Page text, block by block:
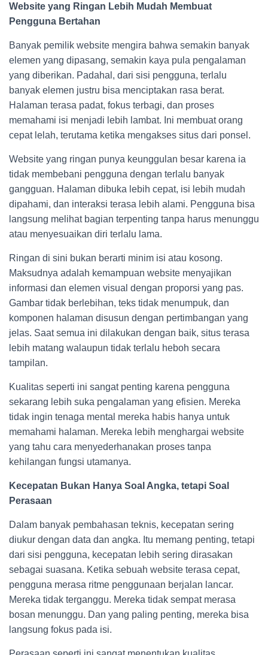
Website yang Ringan Lebih Mudah Membuat
Pengguna Bertahan
Banyak pemilik website mengira bahwa semakin banyak
elemen yang dipasang, semakin kaya pula pengalaman
yang diberikan. Padahal, dari sisi pengguna, terlalu
banyak elemen justru bisa menciptakan rasa berat.
Halaman terasa padat, fokus terbagi, dan proses
memahami isi menjadi lebih lambat. Ini membuat orang
cepat lelah, terutama ketika mengakses situs dari ponsel.
Website yang ringan punya keunggulan besar karena ia
tidak membebani pengguna dengan terlalu banyak
gangguan. Halaman dibuka lebih cepat, isi lebih mudah
dipahami, dan interaksi terasa lebih alami. Pengguna bisa
langsung melihat bagian terpenting tanpa harus menunggu
atau menyesuaikan diri terlalu lama.
Ringan di sini bukan berarti minim isi atau kosong.
Maksudnya adalah kemampuan website menyajikan
informasi dan elemen visual dengan proporsi yang pas.
Gambar tidak berlebihan, teks tidak menumpuk, dan
komponen halaman disusun dengan pertimbangan yang
jelas. Saat semua ini dilakukan dengan baik, situs terasa
lebih matang walaupun tidak terlalu heboh secara
tampilan.
Kualitas seperti ini sangat penting karena pengguna
sekarang lebih suka pengalaman yang efisien. Mereka
tidak ingin tenaga mental mereka habis hanya untuk
memahami halaman. Mereka lebih menghargai website
yang tahu cara menyederhanakan proses tanpa
kehilangan fungsi utamanya.
Kecepatan Bukan Hanya Soal Angka, tetapi Soal
Perasaan
Dalam banyak pembahasan teknis, kecepatan sering
diukur dengan data dan angka. Itu memang penting, tetapi
dari sisi pengguna, kecepatan lebih sering dirasakan
sebagai suasana. Ketika sebuah website terasa cepat,
pengguna merasa ritme penggunaan berjalan lancar.
Mereka tidak terganggu. Mereka tidak sempat merasa
bosan menunggu. Dan yang paling penting, mereka bisa
langsung fokus pada isi.